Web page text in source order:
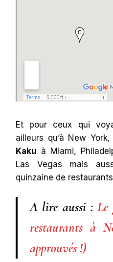
Et pour ceux qui
ailleurs qu’à New
Kaku à Miami,
Las Vegas mais
quinzaine de
A lire aussi : Le
restaurants à
approuvés !)